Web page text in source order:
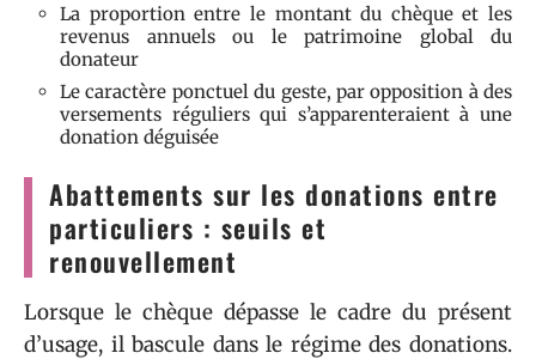
La proportion entre le montant du chèque et les
revenus annuels ou le patrimoine global du
donateur
Le caractère ponctuel du geste, par opposition à des
versements réguliers qui s’apparenteraient à une
donation déguisée
Abattements sur les donations entre
particuliers : seuils et
renouvellement
Lorsque le chèque dépasse le cadre du présent
d’usage, il bascule dans le régime des donations.